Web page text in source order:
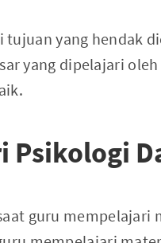
yang hendak
yang dipelajari
Psikologi
guru mempelajari